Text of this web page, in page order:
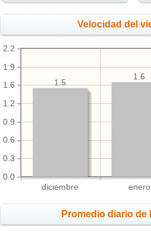
Velocidad del
diciembre enero
0.0
0.3
0.6
0.9
1.2
1.6
1.9
2.2
1.6
1.5
Promedio diario de